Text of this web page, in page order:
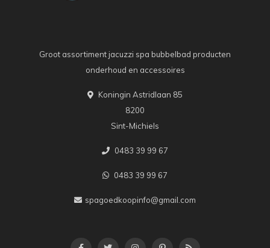
Groot assortiment jacuzzi spa bubbelbad producten
onderhoud en accessoires
Koningin Astridlaan 85
8200
Sint-Michiels
0483 39 99 67
0483 39 99 67
spagoedkoopinfo@gmail.com